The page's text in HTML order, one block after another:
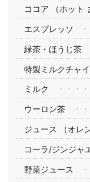
ココア （ホット
エスプレッソ
緑茶・ほうじ茶
特製ミルクチャイ
ミルク
ウーロン茶
ジュース （オレ
コーラ/ジンジャ
野菜ジュース